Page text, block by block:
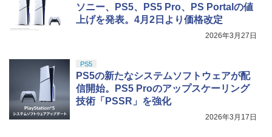
ソニー、PS5、PS5 Pro、PS Portalの値
上げを発表。4月2日より価格改定
2026年3月27日
PS5
PS5の新たなシステムソフトウェアが配
信開始。PS5 Proのアップスケーリング
技術「PSSR」を強化
2026年3月17日